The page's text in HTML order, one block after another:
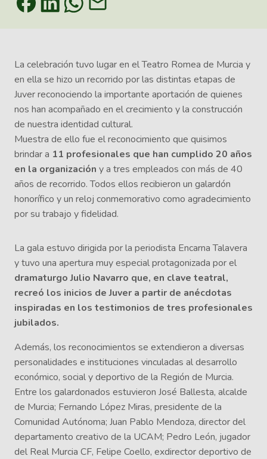
La celebración tuvo lugar en el Teatro Romea de Murcia y
en ella se hizo un recorrido por las distintas etapas de
Juver reconociendo la importante aportación de quienes
nos han acompañado en el crecimiento y la construcción
de nuestra identidad cultural.
Muestra de ello fue el reconocimiento que quisimos
brindar a 11 profesionales que han cumplido 20 años
en la organización y a tres empleados con más de 40
años de recorrido. Todos ellos recibieron un galardón
honorífico y un reloj conmemorativo como agradecimiento
por su trabajo y fidelidad.
La gala estuvo dirigida por la periodista Encarna Talavera
y tuvo una apertura muy especial protagonizada por el
dramaturgo Julio Navarro que, en clave teatral,
recreó los inicios de Juver a partir de anécdotas
inspiradas en los testimonios de tres profesionales
jubilados.
Además, los reconocimientos se extendieron a diversas
personalidades e instituciones vinculadas al desarrollo
económico, social y deportivo de la Región de Murcia.
Entre los galardonados estuvieron José Ballesta, alcalde
de Murcia; Fernando López Miras, presidente de la
Comunidad Autónoma; Juan Pablo Mendoza, director del
departamento creativo de la UCAM; Pedro León, jugador
del Real Murcia CF, Felipe Coello, exdirector deportivo de